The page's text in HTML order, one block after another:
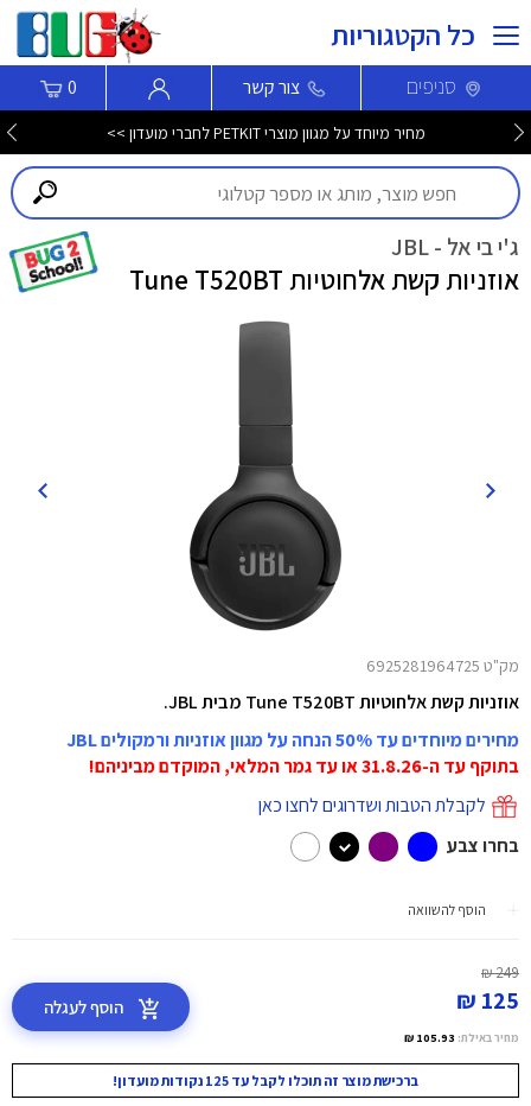
כל הקטגוריות
סניפים צור קשר 0
מחיר מיוחד על מגוון מוצרי PETKIT לחברי מועדון >>
ג'י בי אל - JBL
אוזניות קשת אלחוטיות Tune T520BT
מק"ט 6925281964725
אוזניות קשת אלחוטיות Tune T520BT מבית JBL.
מחירים מיוחדים עד 50% הנחה על מגוון אוזניות ורמקולים JBL
בתוקף עד ה-31.8.26 או עד גמר המלאי, המוקדם מביניהם!
לקבלת הטבות ושדרוגים לחצו כאן
בחרו צבע
הוסף להשוואה
249 ₪
125 ₪
מחיר באילת: 105.93 ₪
הוסף לעגלה
ברכישת מוצר זה תוכלו לקבל עד 125 נקודות מועדון!